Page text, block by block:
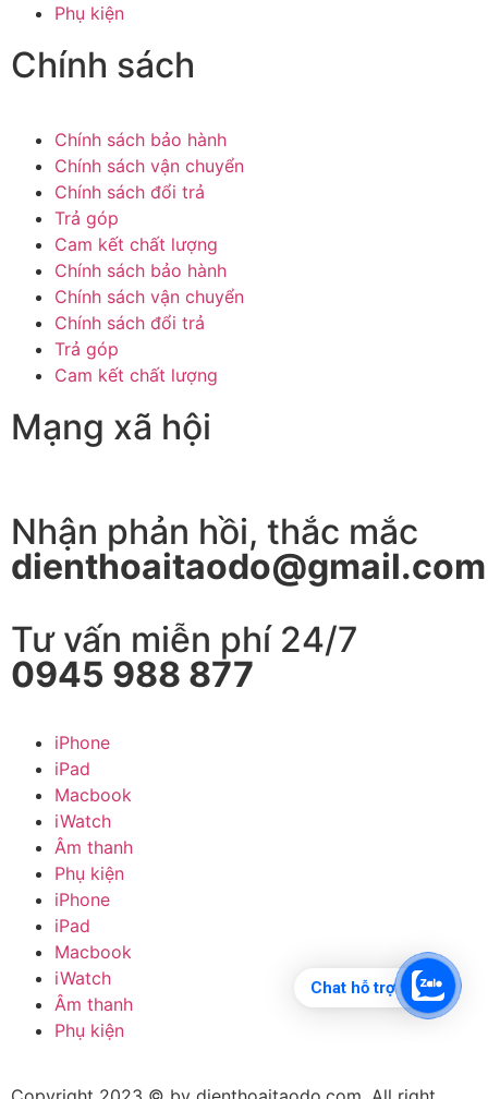
Phụ kiện
Chính sách
Chính sách bảo hành
Chính sách vận chuyển
Chính sách đổi trả
Trả góp
Cam kết chất lượng
Chính sách bảo hành
Chính sách vận chuyển
Chính sách đổi trả
Trả góp
Cam kết chất lượng
Mạng xã hội
Nhận phản hồi, thắc mắc
dienthoaitaodo@gmail.com
Tư vấn miễn phí 24/7
0945 988 877
iPhone
iPad
Macbook
iWatch
Âm thanh
Phụ kiện
iPhone
iPad
Macbook
iWatch
Âm thanh
Phụ kiện
Chat hỗ trợ